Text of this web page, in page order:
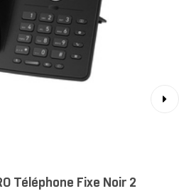
Téléphone Fixe Noir 2